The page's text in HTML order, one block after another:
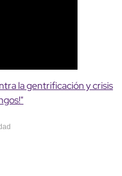
la gentrificación y crisis